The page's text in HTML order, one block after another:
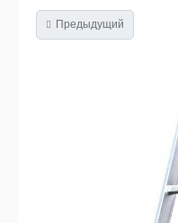
Предыдущий